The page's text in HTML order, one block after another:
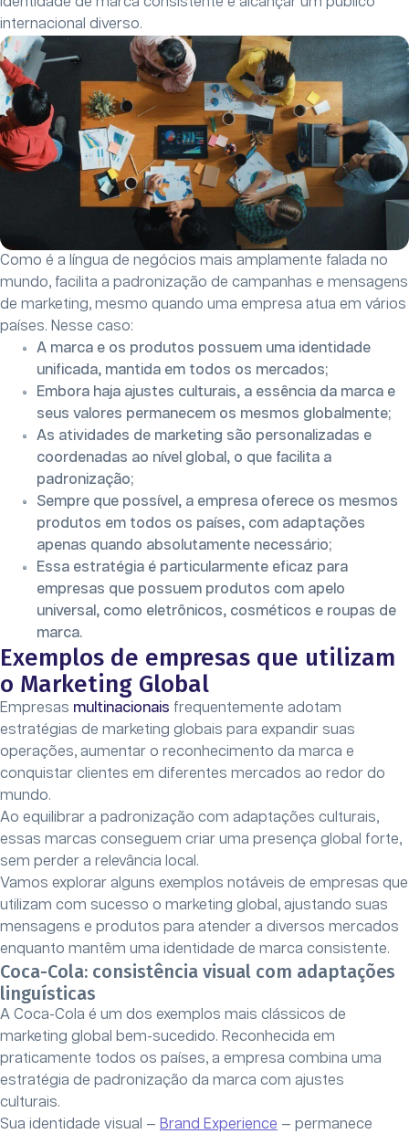
internacional diverso.
Como é a língua de negócios mais amplamente falada no
mundo, facilita a padronização de campanhas e mensagens
de marketing, mesmo quando uma empresa atua em vários
países. Nesse caso:
A marca e os produtos possuem uma identidade
unificada, mantida em todos os mercados;
Embora haja ajustes culturais, a essência da marca e
seus valores permanecem os mesmos globalmente;
As atividades de marketing são personalizadas e
coordenadas ao nível global, o que facilita a
padronização;
Sempre que possível, a empresa oferece os mesmos
produtos em todos os países, com adaptações
apenas quando absolutamente necessário;
Essa estratégia é particularmente eficaz para
empresas que possuem produtos com apelo
universal, como eletrônicos, cosméticos e roupas de
marca.
Exemplos de empresas que utilizam
o Marketing Global
Empresas multinacionais frequentemente adotam
estratégias de marketing globais para expandir suas
operações, aumentar o reconhecimento da marca e
conquistar clientes em diferentes mercados ao redor do
mundo.
Ao equilibrar a padronização com adaptações culturais,
essas marcas conseguem criar uma presença global forte,
sem perder a relevância local.
Vamos explorar alguns exemplos notáveis ​​de empresas que
utilizam com sucesso o marketing global, ajustando suas
mensagens e produtos para atender a diversos mercados
enquanto mantêm uma identidade de marca consistente.
Coca-Cola: consistência visual com adaptações
linguísticas
A Coca-Cola é um dos exemplos mais clássicos de
marketing global bem-sucedido. Reconhecida em
praticamente todos os países, a empresa combina uma
estratégia de padronização da marca com ajustes
culturais.
Sua identidade visual — Brand Experience — permanece